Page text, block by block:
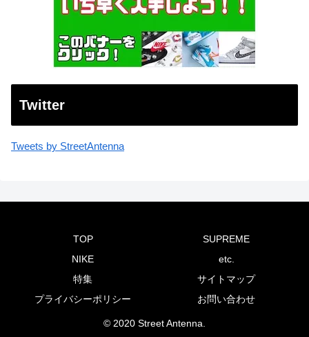
Twitter
Tweets by StreetAntenna
TOP
SUPREME
NIKE
etc.
特集
サイトマップ
プライバシーポリシー
お問い合わせ
© 2020 Street Antenna.